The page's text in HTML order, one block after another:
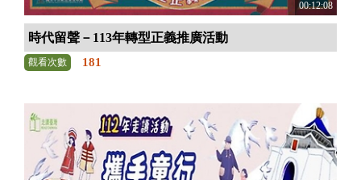
00:12:08
時代留聲－113年轉型正義推廣活動
觀看次數 181